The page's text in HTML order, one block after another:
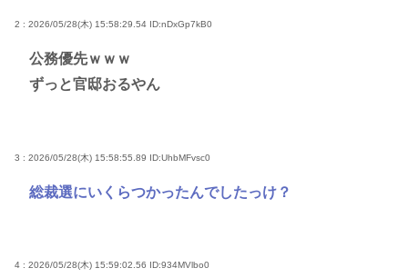
2 : 2026/05/28(木) 15:58:29.54 ID:nDxGp7kB0
公務優先ｗｗｗ
ずっと官邸おるやん
3 : 2026/05/28(木) 15:58:55.89 ID:UhbMFvsc0
総裁選にいくらつかったんでしたっけ？
4 : 2026/05/28(木) 15:59:02.56 ID:934MVlbo0